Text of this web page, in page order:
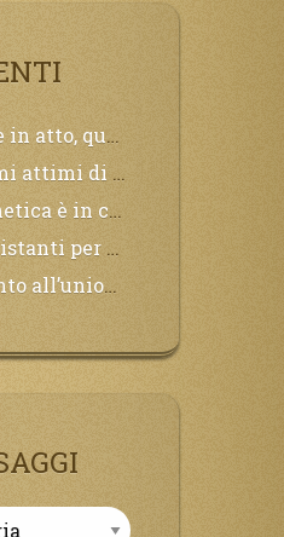
il cibo non sarà più nelle vostre mense.
Mi chiami in suo aiuto.
ad arrivare e tutta la Terra sarà oscurata.
e per chi non si sarà preparato saranno dolori.
che da attendere pochissimo.